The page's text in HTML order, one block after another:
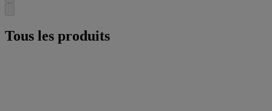
Tous les produits